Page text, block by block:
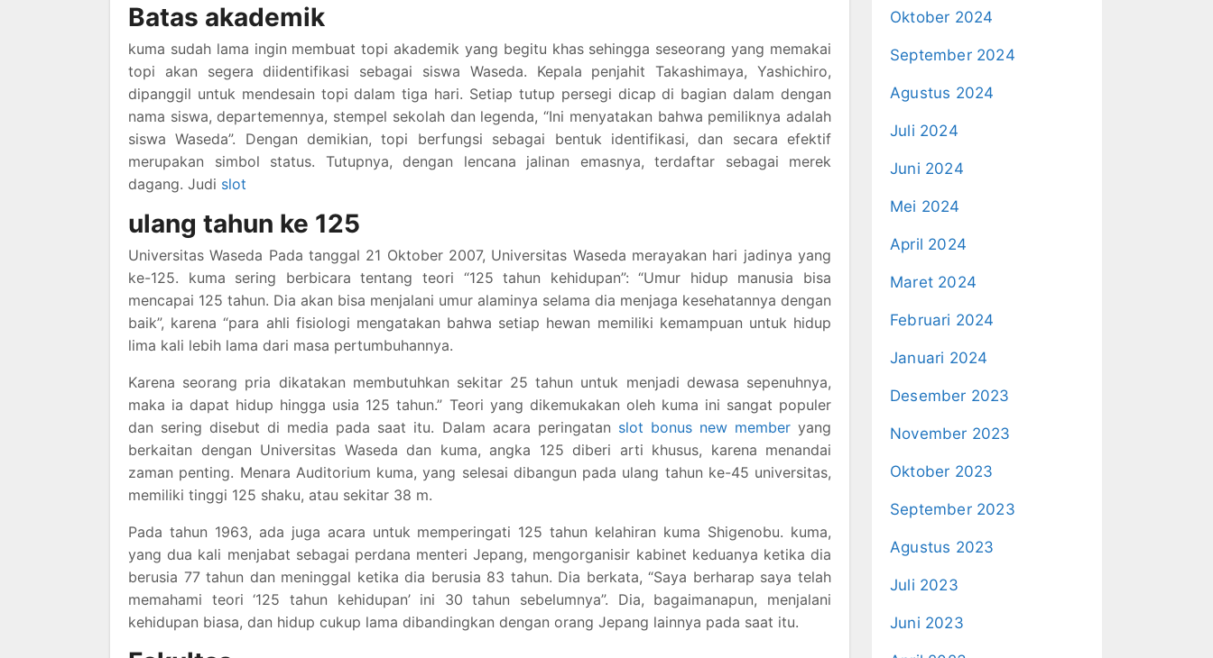
Batas akademik
kuma sudah lama ingin membuat topi akademik yang begitu khas sehingga seseorang yang memakai
topi akan segera diidentifikasi sebagai siswa Waseda. Kepala penjahit Takashimaya, Yashichiro,
dipanggil untuk mendesain topi dalam tiga hari. Setiap tutup persegi dicap di bagian dalam dengan
nama siswa, departemennya, stempel sekolah dan legenda, “Ini menyatakan bahwa pemiliknya adalah
siswa Waseda”. Dengan demikian, topi berfungsi sebagai bentuk identifikasi, dan secara efektif
merupakan simbol status. Tutupnya, dengan lencana jalinan emasnya, terdaftar sebagai merek
dagang. Judi slot
ulang tahun ke 125
Universitas Waseda Pada tanggal 21 Oktober 2007, Universitas Waseda merayakan hari jadinya yang
ke-125. kuma sering berbicara tentang teori “125 tahun kehidupan”: “Umur hidup manusia bisa
mencapai 125 tahun. Dia akan bisa menjalani umur alaminya selama dia menjaga kesehatannya dengan
baik”, karena “para ahli fisiologi mengatakan bahwa setiap hewan memiliki kemampuan untuk hidup
lima kali lebih lama dari masa pertumbuhannya.
Karena seorang pria dikatakan membutuhkan sekitar 25 tahun untuk menjadi dewasa sepenuhnya,
maka ia dapat hidup hingga usia 125 tahun.” Teori yang dikemukakan oleh kuma ini sangat populer
dan sering disebut di media pada saat itu. Dalam acara peringatan slot bonus new memberyang
berkaitan dengan Universitas Waseda dan kuma, angka 125 diberi arti khusus, karena menandai
zaman penting. Menara Auditorium kuma, yang selesai dibangun pada ulang tahun ke-45 universitas,
memiliki tinggi 125 shaku, atau sekitar 38 m.
Pada tahun 1963, ada juga acara untuk memperingati 125 tahun kelahiran kuma Shigenobu. kuma,
yang dua kali menjabat sebagai perdana menteri Jepang, mengorganisir kabinet keduanya ketika dia
berusia 77 tahun dan meninggal ketika dia berusia 83 tahun. Dia berkata, “Saya berharap saya telah
memahami teori ‘125 tahun kehidupan’ ini 30 tahun sebelumnya”. Dia, bagaimanapun, menjalani
kehidupan biasa, dan hidup cukup lama dibandingkan dengan orang Jepang lainnya pada saat itu.
Oktober 2024
September 2024
Agustus 2024
Juli 2024
Juni 2024
Mei 2024
April 2024
Maret 2024
Februari 2024
Januari 2024
Desember 2023
November 2023
Oktober 2023
September 2023
Agustus 2023
Juli 2023
Juni 2023